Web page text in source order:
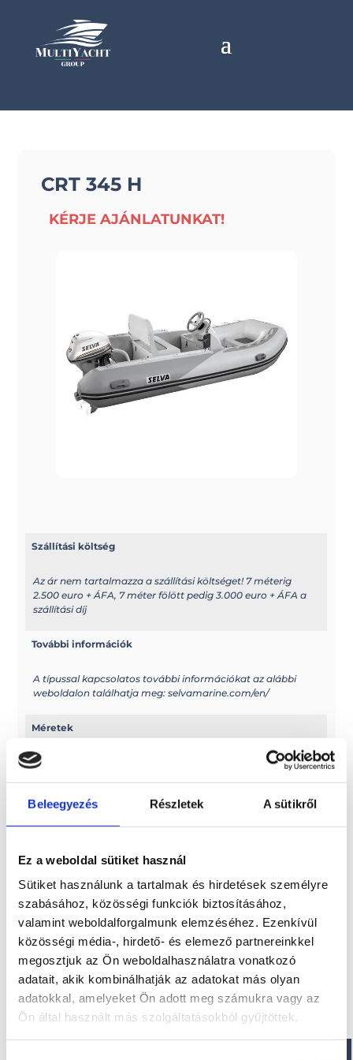
Beleegyezés Részletek A sütikről
Ez a weboldal sütiket használ
Sütiket használunk a tartalmak és hirdetések személyre
szabásához, közösségi funkciók biztosításához,
valamint weboldalforgalmunk elemzéséhez. Ezenkívül
közösségi média-, hirdető- és elemező partnereinkkel
megosztjuk az Ön weboldalhasználatra vonatkozó
adatait, akik kombinálhatják az adatokat más olyan
adatokkal, amelyeket Ön adott meg számukra vagy az
Ön által használt más szolgáltatásokból gyűjtöttek.
CRT 345 H
KÉRJE AJÁNLATUNKAT!
Méretek
Hossz: 474 cm
Paraméterek
Belső szélesség: 117 cm
Szállítási költség
Az ár nem tartalmazza a szállítási költséget! 7 méterig
2.500 euro + ÁFA, 7 méter fölött pedig 3.000 euro + ÁFA a
szállítási díj
További információk
A típussal kapcsolatos további információkat az alábbi
weboldalon találhatja meg: selvamarine.com/en/
Érdekel!
Visszahívást kérek!